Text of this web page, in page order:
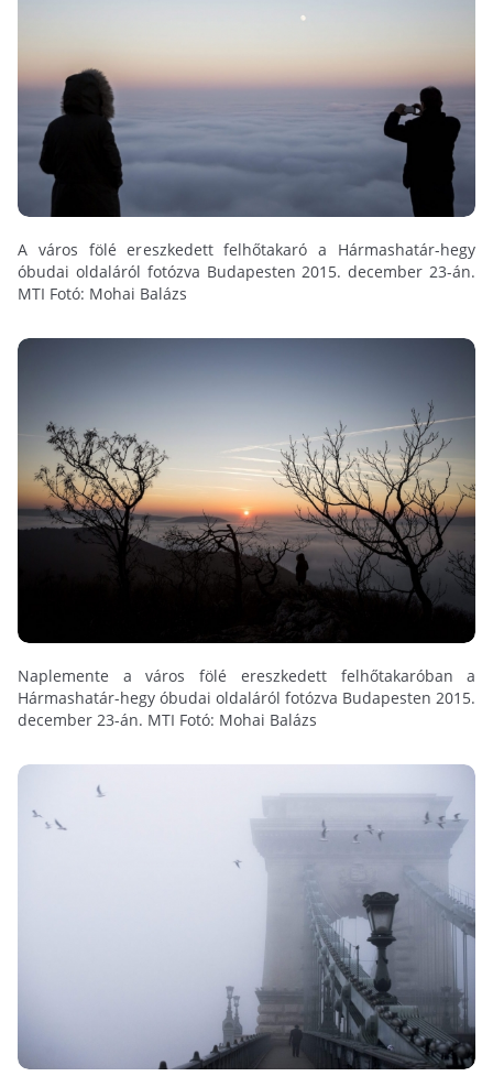
A város fölé ereszkedett felhőtakaró a Hármashatár-hegy
óbudai oldaláról fotózva Budapesten 2015. december 23-án.
MTI Fotó: Mohai Balázs
Naplemente a város fölé ereszkedett felhőtakaróban a
Hármashatár-hegy óbudai oldaláról fotózva Budapesten 2015.
december 23-án. MTI Fotó: Mohai Balázs